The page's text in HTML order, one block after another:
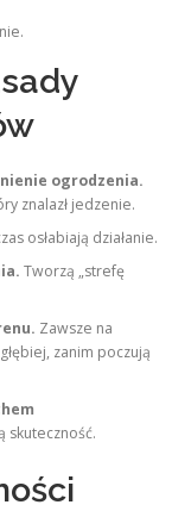
ogrodzenia.
znalazł jedzenie.
osłabiają działanie.
Tworzą „strefę
Zawsze na
zanim poczują
skuteczność.